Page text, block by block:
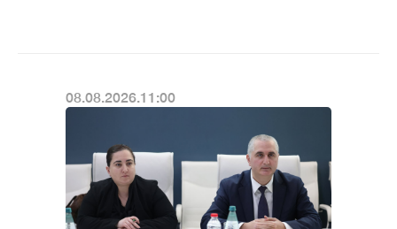
08.08.2026.11:00